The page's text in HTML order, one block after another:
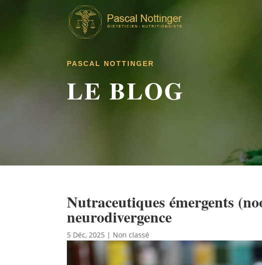
PASCAL NOTTINGER
LE BLOG
Nutraceutiques émergents
neurodivergence
5 Déc, 2025 | Non classé